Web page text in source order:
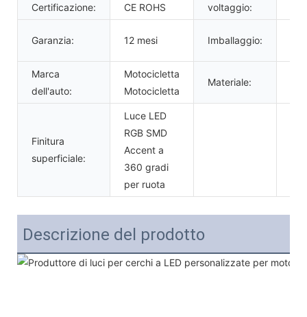
Certificazione: CE ROHS voltaggio:
Garanzia: 12 mesi Imballaggio:
Marca
dell'auto:
Motocicletta
Motocicletta
Materiale:
Finitura
superficiale:
Luce LED
RGB SMD
Accent a
360 gradi
per ruota
Descrizione del prodotto